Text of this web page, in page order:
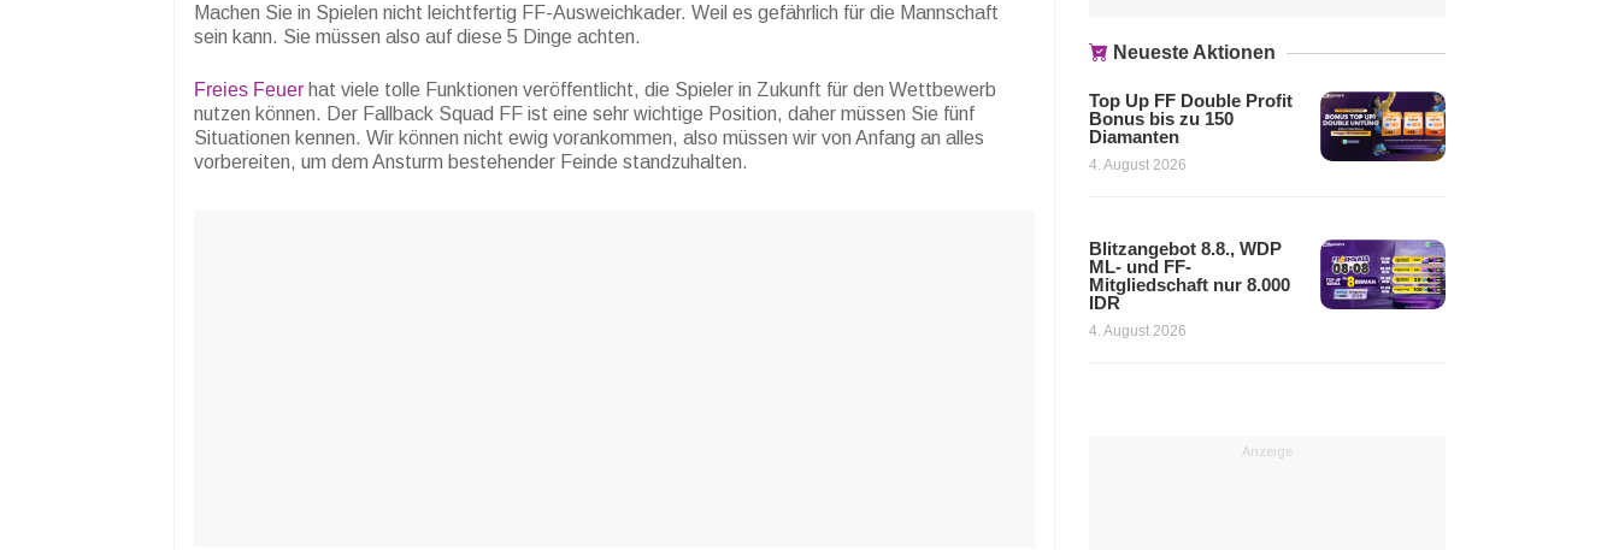
Machen Sie in Spielen nicht leichtfertig FF-Ausweichkader. Weil es gefährlich für die Mannschaft
sein kann. Sie müssen also auf diese 5 Dinge achten.
Freies Feuer hat viele tolle Funktionen veröffentlicht, die Spieler in Zukunft für den Wettbewerb
nutzen können. Der Fallback Squad FF ist eine sehr wichtige Position, daher müssen Sie fünf
Situationen kennen. Wir können nicht ewig vorankommen, also müssen wir von Anfang an alles
vorbereiten, um dem Ansturm bestehender Feinde standzuhalten.
Neueste Aktionen
Top Up FF Double Profit
Bonus bis zu 150
Diamanten
4. August 2026
Blitzangebot 8.8., WDP
ML- und FF-
Mitgliedschaft nur 8.000
IDR
4. August 2026
Anzeige